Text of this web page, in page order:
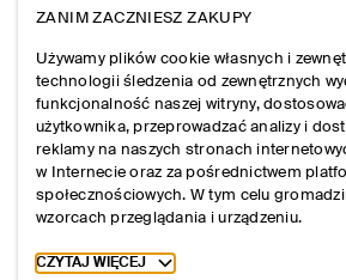
ZANIM ZACZNIESZ ZAKUPY
Używamy plików cookie własnych i
technologii śledzenia od zewnętrznych
funkcjonalność naszej witryny,
użytkownika, przeprowadzać analizy i
reklamy na naszych stronach
w Internecie oraz za pośrednictwem
społecznościowych. W tym celu
wzorcach przeglądania i urządzeniu.
Toggle more cookie information
CZYTAJ WIĘCEJ